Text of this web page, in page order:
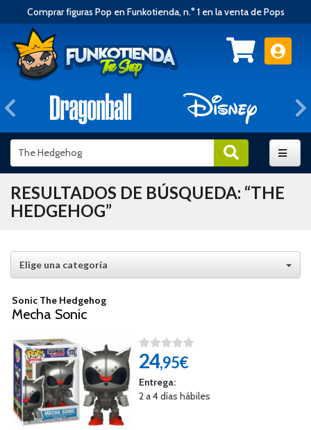
Comprar figuras Pop en Funkotienda, n.° 1 en la venta de Pops
Anterior
RESULTADOS DE BÚSQUEDA: “THE
HEDGEHOG”
Elige una categoría
Sonic The Hedgehog
Mecha Sonic
24,95€
Entrega:
2 a 4 días hábiles